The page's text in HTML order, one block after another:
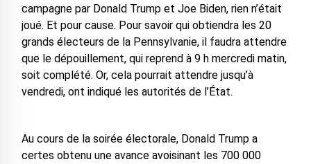
campagne par Donald Trump et Joe Biden, rien n’était
joué. Et pour cause. Pour savoir qui obtiendra les 20
grands électeurs de la Pennsylvanie, il faudra attendre
que le dépouillement, qui reprend à 9 h mercredi matin,
soit complété. Or, cela pourrait attendre jusqu’à
vendredi, ont indiqué les autorités de l’État.
Au cours de la soirée électorale, Donald Trump a
certes obtenu une avance avoisinant les 700 000